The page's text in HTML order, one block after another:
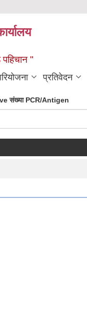
पहिचान "
प्रतिवेदन
संख्या PCR/Antigen